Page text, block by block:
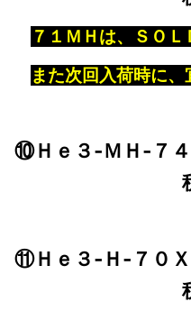
７１ＭＨは、ＳＯ
また次回入荷時に、
⑩Ｈｅ３‐ＭＨ‐７
⑪Ｈｅ３‐Ｈ‐７０